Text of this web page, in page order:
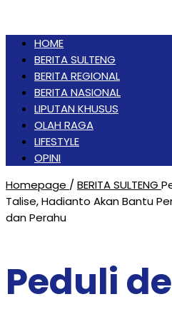
HOME
BERITA SULTENG
BERITA REGIONAL
BERITA NASIONAL
LIPUTAN KHUSUS
OLAH RAGA
LIFESTYLE
OPINI
Homepage / BERITA SULTENG
Talise, Hadianto Akan Bantu
dan Perahu
Peduli